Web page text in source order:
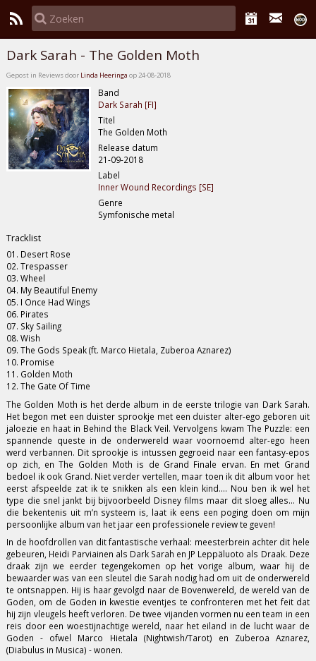
Dark Sarah - The Golden Moth
Gepost in Reviews door Linda Heeringa op 24-08-2018
Band
Dark Sarah [FI]
Titel
The Golden Moth
Release datum
21-09-2018
Label
Inner Wound Recordings [SE]
Genre
Symfonische metal
Tracklist
01. Desert Rose
02. Trespasser
03. Wheel
04. My Beautiful Enemy
05. I Once Had Wings
06. Pirates
07. Sky Sailing
08. Wish
09. The Gods Speak (ft. Marco Hietala, Zuberoa Aznarez)
10. Promise
11. Golden Moth
12. The Gate Of Time
The Golden Moth is het derde album in de eerste trilogie van Dark Sarah.
Het begon met een duister sprookje met een duister alter-ego geboren uit
jaloezie en haat in Behind the Black Veil. Vervolgens kwam The Puzzle: een
spannende queste in de onderwereld waar voornoemd alter-ego heen
werd verbannen. Dit sprookje is intussen gegroeid naar een fantasy-epos
op zich, en The Golden Moth is de Grand Finale ervan. En met Grand
bedoel ik ook Grand. Niet verder vertellen, maar toen ik dit album voor het
eerst afspeelde zat ik te snikken als een klein kind.... Nou ben ik wel het
type die snel jankt bij bijvoorbeeld Disney films maar dit sloeg alles... Nu
die bekentenis uit m’n systeem is, laat ik eens een poging doen om mijn
persoonlijke album van het jaar een professionele review te geven!
In de hoofdrollen van dit fantastische verhaal: meesterbrein achter dit hele
gebeuren, Heidi Parviainen als Dark Sarah en JP Leppäluoto als Draak. Deze
draak zijn we eerder tegengekomen op het vorige album, waar hij de
bewaarder was van een sleutel die Sarah nodig had om uit de onderwereld
te ontsnappen. Hij is haar gevolgd naar de Bovenwereld, de wereld van de
Goden, om de Goden in kwestie eventjes te confronteren met het feit dat
hij zijn vleugels heeft verloren. De twee vijanden vormen nu een team in een
reis door een woestijnachtige wereld, naar het eiland in de lucht waar de
Goden - ofwel Marco Hietala (Nightwish/Tarot) en Zuberoa Aznarez,
(Diabulus in Musica) - wonen.